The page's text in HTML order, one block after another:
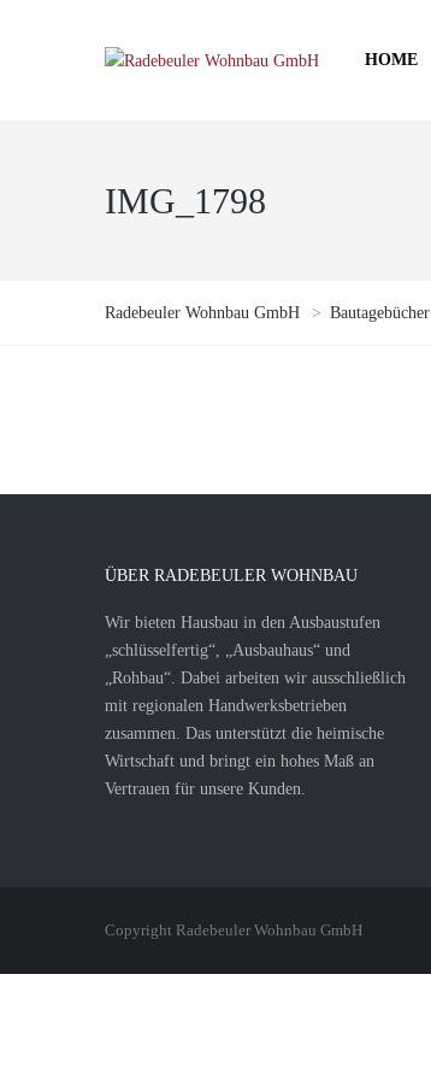
HOME
IMG_1798
Radebeuler Wohnbau GmbH > Bautagebücher
ÜBER RADEBEULER WOHNBAU
Wir bieten Hausbau in den Ausbaustufen
„schlüsselfertig“, „Ausbauhaus“ und
„Rohbau“. Dabei arbeiten wir ausschließlich
mit regionalen Handwerksbetrieben
zusammen. Das unterstützt die heimische
Wirtschaft und bringt ein hohes Maß an
Vertrauen für unsere Kunden.
Copyright Radebeuler Wohnbau GmbH